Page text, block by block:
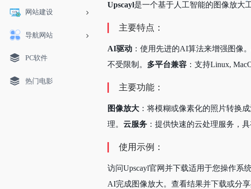
网站建设
导航网站
PC软件
热门电影
Upscayl是一个基于人工智能的图像放大
主要特点：
AI驱动 ：使用先进的AI算法来增强图像。
不受限制。 多平台兼容 ：支持Linux,
主要功能：
图像放大 ：将模糊或像素化的照片转换成
理。 云服务 ：提供快速的云处理服务，
使用示例：
访问Upscayl官网并下载适用于您操作系
AI完成图像放大。查看结果并下载或分享